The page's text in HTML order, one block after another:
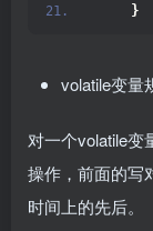
}
volatile变量
对一个volatile变
操作，前面的写
时间上的先后。